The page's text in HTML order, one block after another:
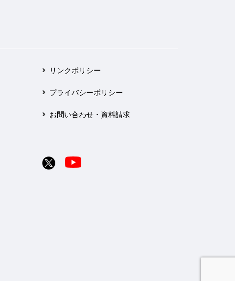
リンクポリシー
プライバシーポリシー
お問い合わせ・資料請求